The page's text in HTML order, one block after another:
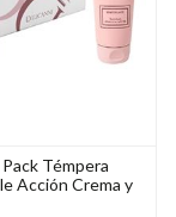
Témpera
Acción Crema y